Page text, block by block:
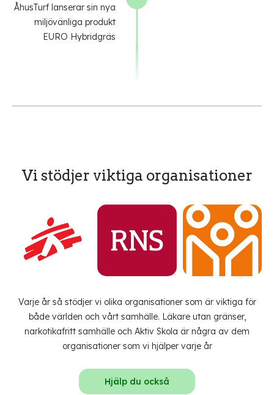
ÅhusTurf lanserar sin nya
miljövänliga produkt
EURO Hybridgräs
Vi stödjer viktiga organisationer
Varje år så stödjer vi olika organisationer som är viktiga för
både världen och vårt samhälle. Läkare utan gränser,
narkotikafritt samhälle och Aktiv Skola är några av dem
organisationer som vi hjälper varje år
Hjälp du också